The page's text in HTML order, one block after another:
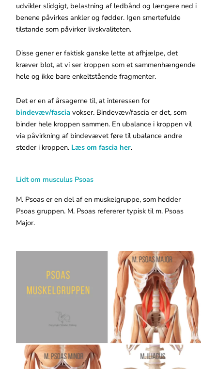
udvikler slidgigt, belastning af ledbånd og længere ned i
benene påvirkes ankler og fødder. Igen smertefulde
tilstande som påvirker livskvaliteten.
Disse gener er faktisk ganske lette at afhjælpe, det
kræver blot, at vi ser kroppen som et sammenhængende
hele og ikke bare enkeltstående fragmenter.
Det er en af årsagerne til, at interessen for
bindevæv/fascia vokser. Bindevæv/fascia er det, som
binder hele kroppen sammen. En ubalance i kroppen vil
via påvirkning af bindevævet føre til ubalance andre
steder i kroppen. Læs om fascia her.
Lidt om musculus Psoas
M. Psoas er en del af en muskelgruppe, som hedder
Psoas gruppen. M. Psoas refererer typisk til m. Psoas
Major.